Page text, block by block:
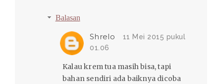
Balasan
Shrelo
11 Mei 2015 pukul
01.06
Kalau krem tua masih bisa, tapi
bahan sendiri ada baiknya dicoba